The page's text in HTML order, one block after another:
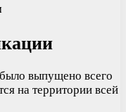
выпущено всего
на территории всей